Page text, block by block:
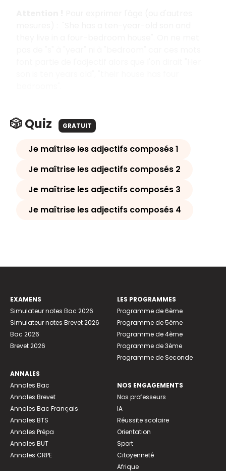
🎲 Quiz GRATUIT
Je maîtrise les adjectifs composés 1
Je maîtrise les adjectifs composés 2
Je maîtrise les adjectifs composés 3
Je maîtrise les adjectifs composés 4
EXAMENS
Simulateur notes Bac 2026
Simulateur notes Brevet 2026
Bac 2026
Brevet 2026
ANNALES
Annales Bac
Annales Brevet
Annales Bac Français
Annales BTS
Annales Prépa
Annales BUT
Annales CRPE
LES PROGRAMMES
Programme de 6ème
Programme de 5ème
Programme de 4ème
Programme de 3ème
Programme de Seconde
NOS ENGAGEMENTS
Nos professeurs
IA
Réussite scolaire
Orientation
Sport
Citoyenneté
Afrique